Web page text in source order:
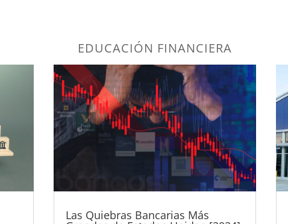
EDUCACIÓN FINANCIERA
Las Quiebras Bancarias Más